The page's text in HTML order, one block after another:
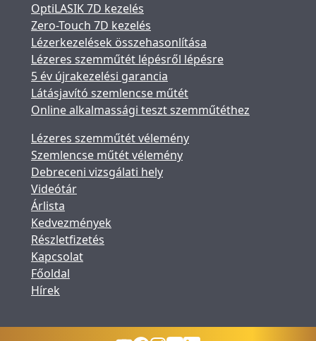
OptiLASIK 7D kezelés
Zero-Touch 7D kezelés
Lézerkezelések összehasonlítása
Lézeres szemműtét lépésről lépésre
5 év újrakezelési garancia
Látásjavító szemlencse műtét
Online alkalmassági teszt szemműtéthez
Lézeres szemműtét vélemény
Szemlencse műtét vélemény
Debreceni vizsgálati hely
Videótár
Árlista
Kedvezmények
Részletfizetés
Kapcsolat
Főoldal
Hírek